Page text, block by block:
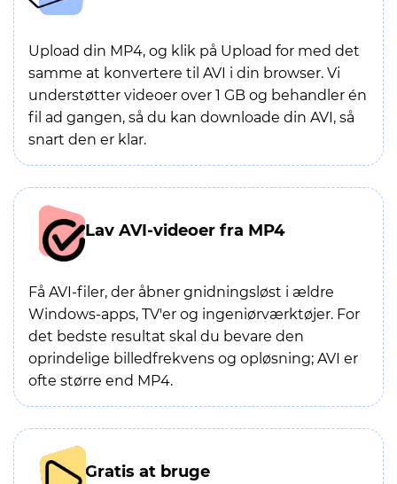
Upload din MP4, og klik på Upload for med det
samme at konvertere til AVI i din browser. Vi
understøtter videoer over 1 GB og behandler én
fil ad gangen, så du kan downloade din AVI, så
snart den er klar.
Lav AVI-videoer fra MP4
Få AVI-filer, der åbner gnidningsløst i ældre
Windows-apps, TV'er og ingeniørværktøjer. For
det bedste resultat skal du bevare den
oprindelige billedfrekvens og opløsning; AVI er
ofte større end MP4.
Gratis at bruge